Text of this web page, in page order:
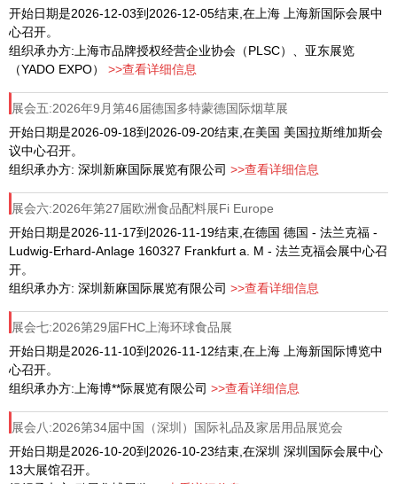
开始日期是2026-12-03到2026-12-05结束,在上海 上海新国际会展中
心召开。
组织承办方:上海市品牌授权经营企业协会（PLSC）、亚东展览
（YADO EXPO） >>查看详细信息
展会五:2026年9月第46届德国多特蒙德国际烟草展
开始日期是2026-09-18到2026-09-20结束,在美国 美国拉斯维加斯会
议中心召开。
组织承办方: 深圳新麻国际展览有限公司 >>查看详细信息
展会六:2026年第27届欧洲食品配料展Fi Europe
开始日期是2026-11-17到2026-11-19结束,在德国 德国 - 法兰克福 -
Ludwig-Erhard-Anlage 160327 Frankfurt a. M - 法兰克福会展中心召
开。
组织承办方: 深圳新麻国际展览有限公司 >>查看详细信息
展会七:2026第29届FHC上海环球食品展
开始日期是2026-11-10到2026-11-12结束,在上海 上海新国际博览中
心召开。
组织承办方:上海博**际展览有限公司 >>查看详细信息
展会八:2026第34届中国（深圳）国际礼品及家居用品展览会
开始日期是2026-10-20到2026-10-23结束,在深圳 深圳国际会展中心
13大展馆召开。